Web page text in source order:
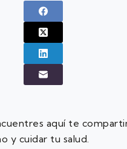
aquí te
y cuidar tu salud.